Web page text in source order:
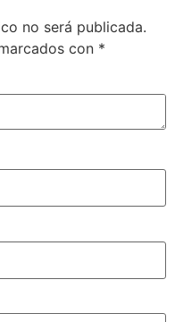
no será publicada.
con *